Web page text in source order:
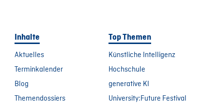
Inhalte
Aktuelles
Terminkalender
Blog
Themendossiers
Top Themen
Künstliche Intelligenz
Hochschule
generative KI
University:Future Festival